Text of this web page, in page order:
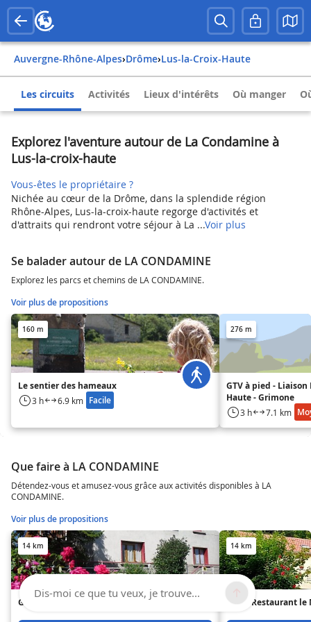
Auvergne-Rhône-Alpes› Drôme› Lus-la-Croix-Haute
Les circuits Activités Lieux d'intérêts Où manger
Explorez l'aventure autour de La Condamine à
Lus-la-croix-haute
Vous-êtes le propriétaire ?
Nichée au cœur de la Drôme, dans la splendide région
Rhône-Alpes, Lus-la-croix-haute regorge d'activités et
d'attraits qui rendront votre séjour à La ...Voir plus
Se balader autour de LA CONDAMINE
Explorez les parcs et chemins de LA CONDAMINE.
Voir plus de propositions
160 m
Le sentier des hameaux
3 h 6.9 km Facile
276 m
GTV à pied - Liaison
Haute - Grimone
3 h 7.1 km
Que faire à LA CONDAMINE
Détendez-vous et amusez-vous grâce aux activités disponibles à LA
CONDAMINE.
Voir plus de propositions
14 km
Gîte les Fagotins - Le Fagotin
14 km
Hôtel-Restaurant le
Dis-moi ce que tu veux, je trouve...